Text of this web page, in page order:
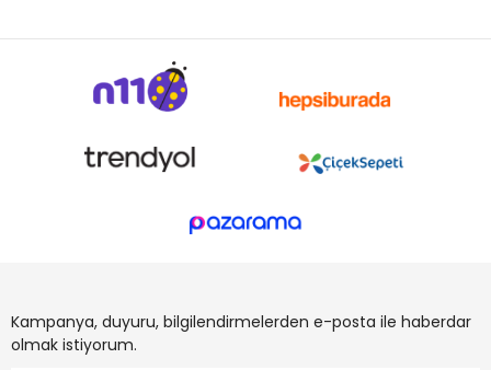
Kampanya, duyuru, bilgilendirmelerden e-posta ile haberdar
olmak istiyorum.